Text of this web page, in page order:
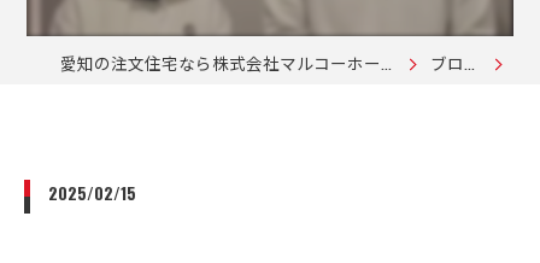
愛知の注文住宅なら株式会社マルコーホーム ブログ
2025/02/15